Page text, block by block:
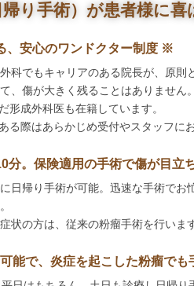
り手術）が患者様に
、安心のワンドクター制度 ※
科でもキャリアのある院長が、原則
、傷が大きく残ることはありません。
成外科医も在籍しています。
際はあらかじめ受付やスタッフに
。保険適用の手術で傷が目立
日帰り手術が可能。迅速な手術でお
状の方は、従来の粉瘤手術を行いま
能で、炎症を起こした粉瘤でも